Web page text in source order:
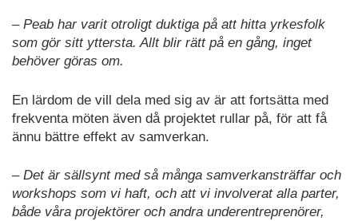
– Peab har varit otroligt duktiga på att hitta yrkesfolk
som gör sitt yttersta. Allt blir rätt på en gång, inget
behöver göras om.
En lärdom de vill dela med sig av är att fortsätta med
frekventa möten även då projektet rullar på, för att få
ännu bättre effekt av samverkan.
– Det är sällsynt med så många samverkansträffar och
workshops som vi haft, och att vi involverat alla parter,
både våra projektörer och andra underentreprenörer,